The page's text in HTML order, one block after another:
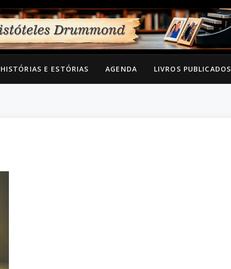
HISTÓRIAS E ESTÓRIAS AGENDA LIVROS PUBLICADOS